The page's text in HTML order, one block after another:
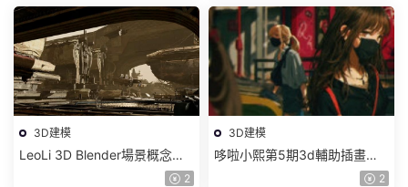
3D建模
LeoLi 3D Blender場景概念設
計班第6期2023年【畫質高清2
3D建模
哆啦小熙第5期3d輔助插畫班
2023年【畫質不錯有大部分素
2